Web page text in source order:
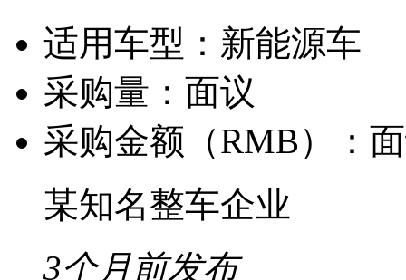
适用车型： 新能源车
采购量： 面议
采购金额（RMB）：
某知名整车企业
3个月前发布